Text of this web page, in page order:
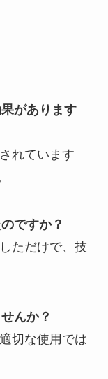
があります
れています
ですか？
ただけで、技
んか？
切な使用では